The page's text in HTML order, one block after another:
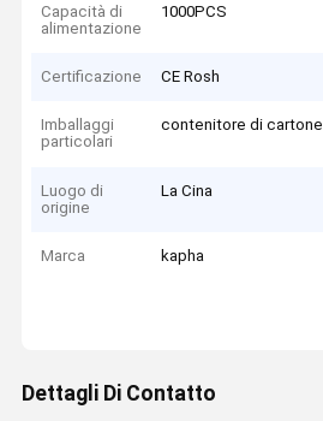
Capacità di
alimentazione
1000PCS
Certificazione CE Rosh
Imballaggi
particolari
contenitore di cartone
Luogo di
origine
La Cina
Marca kapha
Dettagli Di Contatto